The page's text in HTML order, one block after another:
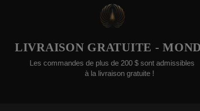
GRATUITE - MONDE
de plus de 200 $ sont admissibles
à la livraison gratuite !